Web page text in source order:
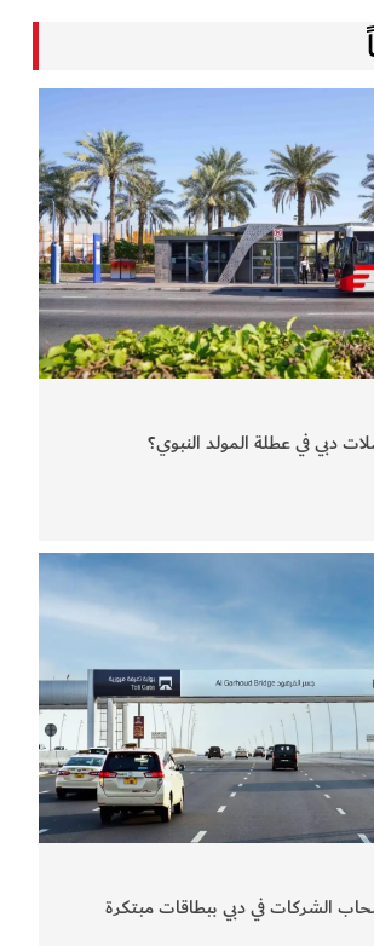
دبي في عطلة المولد النبوي؟
الشركات في دبي ببطاقات مبتكرة